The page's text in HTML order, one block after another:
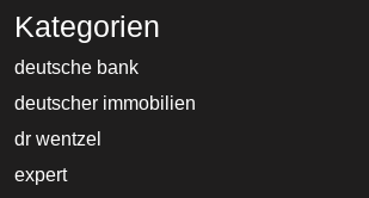
Kategorien
deutsche bank
deutscher immobilien
dr wentzel
expert